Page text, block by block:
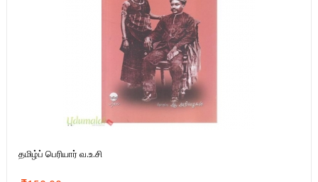
தமிழ்ப் பெரியார் வ.உ.சி